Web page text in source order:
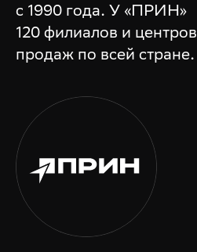
с 1990 года. У «ПРИН»
120 филиалов и центров
продаж по всей стране.